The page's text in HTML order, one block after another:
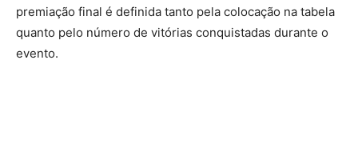
premiação final é definida tanto pela colocação na tabela
quanto pelo número de vitórias conquistadas durante o
evento.